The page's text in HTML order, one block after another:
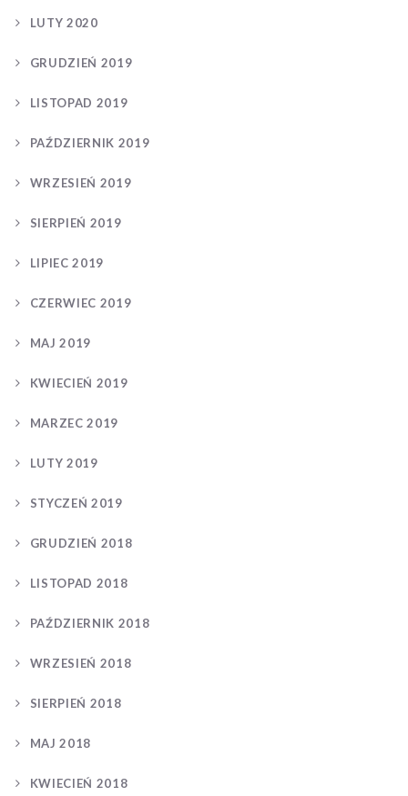
LUTY 2020
GRUDZIEŃ 2019
LISTOPAD 2019
PAŹDZIERNIK 2019
WRZESIEŃ 2019
SIERPIEŃ 2019
LIPIEC 2019
CZERWIEC 2019
MAJ 2019
KWIECIEŃ 2019
MARZEC 2019
LUTY 2019
STYCZEŃ 2019
GRUDZIEŃ 2018
LISTOPAD 2018
PAŹDZIERNIK 2018
WRZESIEŃ 2018
SIERPIEŃ 2018
MAJ 2018
KWIECIEŃ 2018